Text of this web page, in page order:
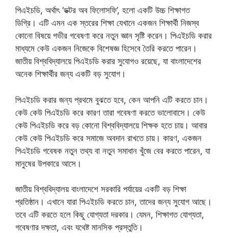
পিএইচডি, অর্থাৎ ‘ডক্টর অব ফিলোসফি’, হলো একটি উচ্চ শিক্ষাগত
ডিগ্রি। এটি এমন এক স্তরের শিক্ষা যেখানে একজন শিক্ষার্থী নিজস্ব
কোনো বিষয়ে গভীর গবেষণা করে নতুন জ্ঞান সৃষ্টি করেন। পিএইচডি করার
মাধ্যমে কেউ একজন নিজেকে বিশেষজ্ঞ হিসেবে তৈরি করতে পারেন।
জাতীয় বিশ্ববিদ্যালয়ে পিএইচডি করার সুযোগও রয়েছে, যা বাংলাদেশের
অনেক শিক্ষার্থীর জন্য একটি বড় সুযোগ।
পিএইচডি করার জন্য প্রথমে বুঝতে হবে, কেন আপনি এটি করতে চান।
কেউ কেউ পিএইচডি করে কারণ তারা গবেষণা করতে ভালোবাসে। কেউ
কেউ পিএইচডি করে বড় কোনো বিশ্ববিদ্যালয়ে শিক্ষক হতে চায়। আবার
কেউ কেউ পিএইচডি করে সমাজে অবদান রাখতে চায়। কারণ, একজন
পিএইচডি গবেষক নতুন তথ্য বা নতুন সমাধান খুঁজে বের করতে পারেন, যা
মানুষের উপকারে আসে।
জাতীয় বিশ্ববিদ্যালয় বাংলাদেশে সরকারি পর্যায়ের একটি বড় শিক্ষা
প্রতিষ্ঠান। এখানে যারা পিএইচডি করতে চান, তাদের জন্য সুযোগ আছে।
তবে এটি করতে হলে কিছু যোগ্যতা দরকার। যেমন, শিক্ষাগত যোগ্যতা,
গবেষণার দক্ষতা, এবং যথেষ্ট মানসিক প্রস্তুতি।